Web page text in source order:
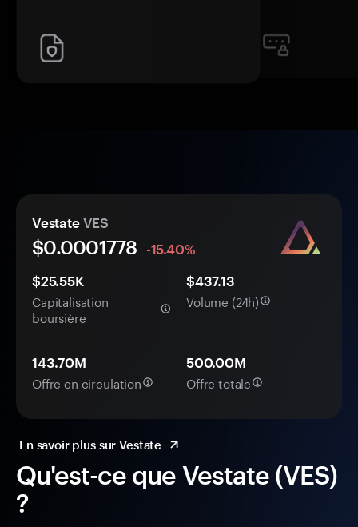
Qu'est-ce que Vestate (VES)
?
Vestate VES
$0.0001778
-15.40%
$25.55K
Capitalisation
boursière
$437.13
Volume (24h)
143.70M
Offre en circulation
500.00M
Offre totale
En savoir plus sur Vestate